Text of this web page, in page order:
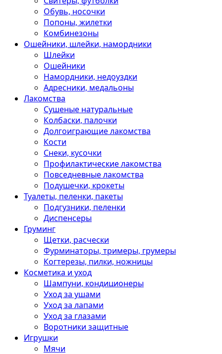
Обувь, носочки
Попоны, жилетки
Комбинезоны
Ошейники, шлейки, намордники
Шлейки
Ошейники
Намордники, недоуздки
Адресники, медальоны
Лакомства
Сушеные натуральные
Колбаски, палочки
Долгоиграющие лакомства
Кости
Снеки, кусочки
Профилактические лакомства
Повседневные лакомства
Подушечки, крокеты
Туалеты, пеленки, пакеты
Подгузники, пеленки
Диспенсеры
Груминг
Щетки, расчески
Фурминаторы, тримеры, грумеры
Когтерезы, пилки, ножницы
Косметика и уход
Шампуни, кондиционеры
Уход за ушами
Уход за лапами
Уход за глазами
Воротники защитные
Игрушки
Мячи